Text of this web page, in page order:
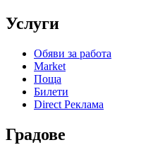
Услуги
Обяви за работа
Market
Поща
Билети
Direct Реклама
Градове